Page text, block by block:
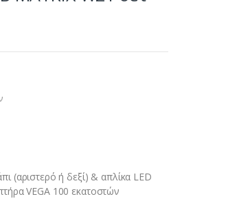
(αριστερό ή δεξί) & απλίκα LED
VEGA 100 εκατοστών